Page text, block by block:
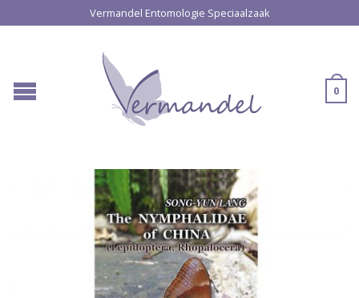
Vermandel Entomologie Speciaalzaak
0